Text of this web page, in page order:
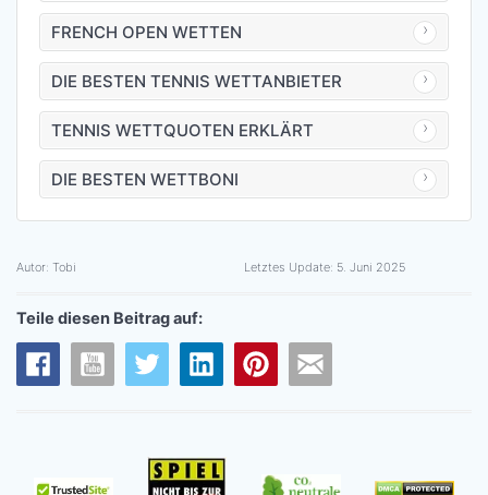
FRENCH OPEN WETTEN
DIE BESTEN TENNIS WETTANBIETER
TENNIS WETTQUOTEN ERKLÄRT
DIE BESTEN WETTBONI
Autor: Tobi Letztes Update: 5. Juni 2025
Teile diesen Beitrag auf: